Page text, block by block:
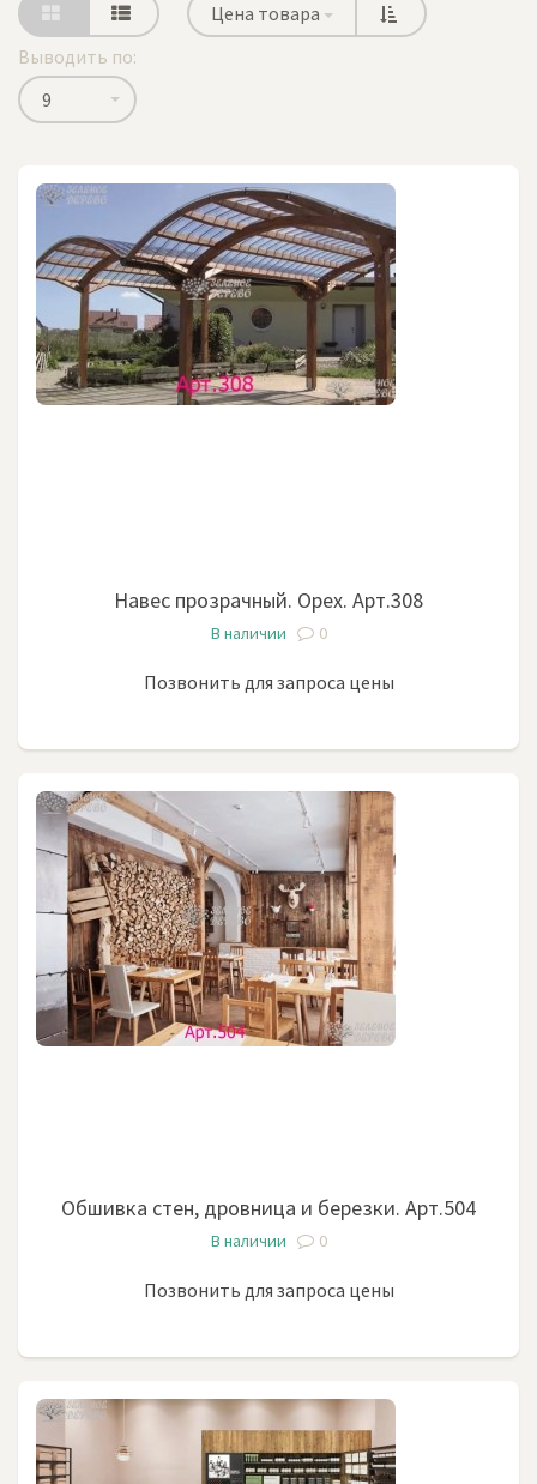
Цена товара
Выводить по:
9
Навес прозрачный. Орех. Арт.308
В наличии 0
Позвонить для запроса цены
Обшивка стен, дровница и березки. Арт.504
В наличии 0
Позвонить для запроса цены